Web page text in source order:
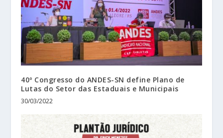
40º Congresso do ANDES-SN define Plano de
Lutas do Setor das Estaduais e Municipais
30/03/2022